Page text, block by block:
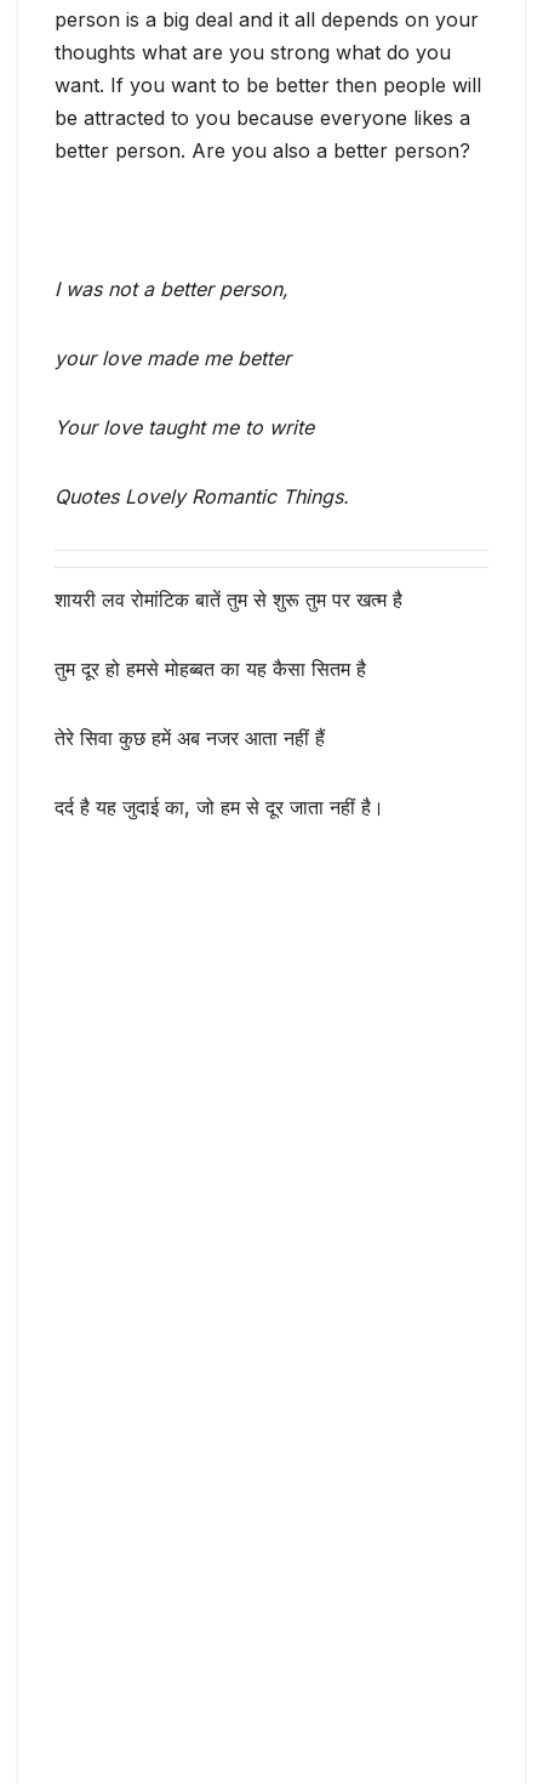
person is a big deal and it all depends on your
thoughts what are you strong what do you
want. If you want to be better then people will
be attracted to you because everyone likes a
better person. Are you also a better person?
I was not a better person,
your love made me better
Your love taught me to write
Quotes Lovely Romantic Things.
शायरी लव रोमांटिक बातें तुम से शुरू तुम पर खत्म है
तुम दूर हो हमसे मोहब्बत का यह कैसा सितम है
तेरे सिवा कुछ हमें अब नजर आता नहीं हैं
दर्द है यह जुदाई का, जो हम से दूर जाता नहीं है।